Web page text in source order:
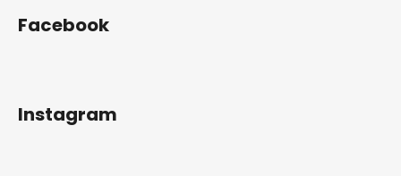
Facebook
Instagram